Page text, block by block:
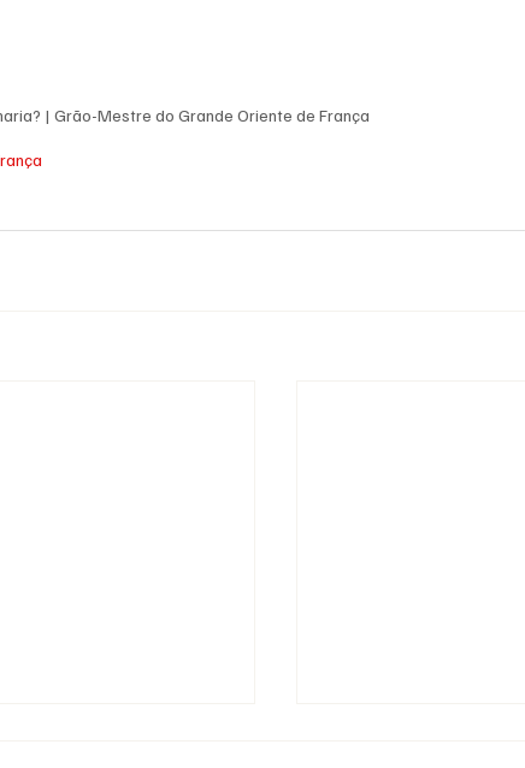
| Grão-Mestre do Grande Oriente de França